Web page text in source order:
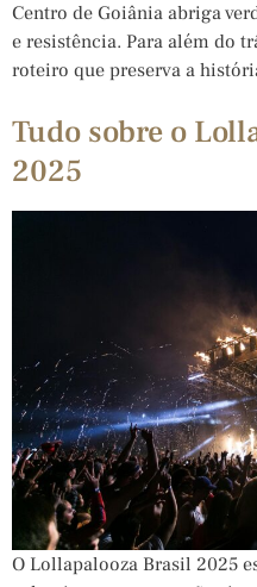
Centro de Goiânia abriga
e resistência. Para além do
roteiro que preserva a
Tudo sobre o
2025
O Lollapalooza Brasil 2025